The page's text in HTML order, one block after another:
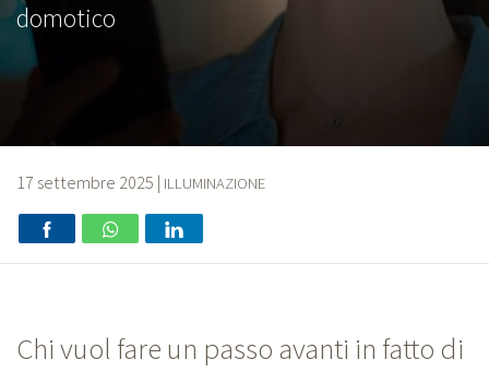
domotico
17 settembre 2025 | ILLUMINAZIONE
Chi vuol fare un passo avanti in fatto di